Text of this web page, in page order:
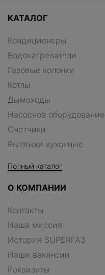
КАТАЛОГ
Кондиционеры
Водонагреватели
Газовые колонки
Котлы
Дымоходы
Насосное оборудование
Счетчики
Вытяжки кухонные
Полный каталог
О КОМПАНИИ
Контакты
Наша миссия
История SUPERГАЗ
Наши вакансии
Реквизиты